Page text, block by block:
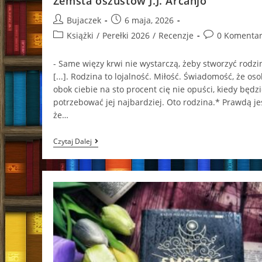
Post
author:
Bujaczek
Post
published:
6 maja, 2026
PostKsiążki / Perełki 2026 / Recenzje
Post0
- Same więzy krwi nie wystarczą, żeby stworzyć
[...]. Rodzina to lojalność. Miłość. Świadomość, że
obok ciebie na sto procent cię nie opuści, kiedy
potrzebować jej najbardziej. Oto rodzina.* Prawdą
że…
Czytaj DalejZemsta
Oszustów
J.J.
Arcanjo